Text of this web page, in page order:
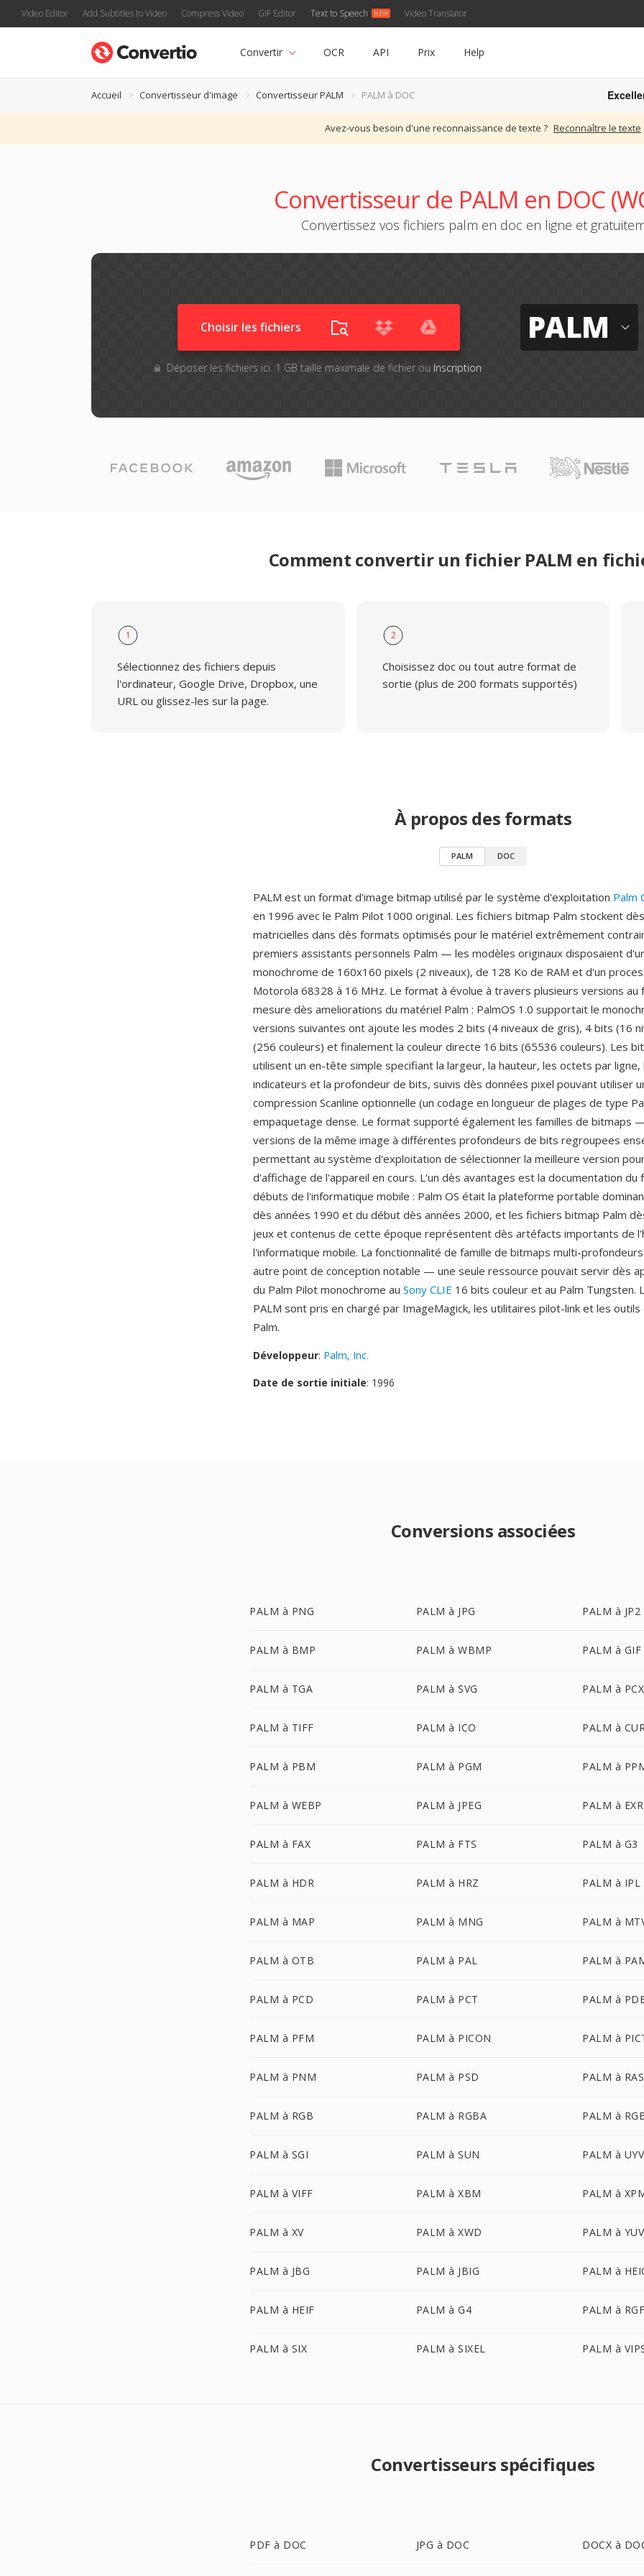
Video Editor Add Subtitles to Video Compress Video GIF Editor Text to Speech Video Translator
Convertir OCR API Prix Help
Accueil Convertisseur d'image Convertisseur PALM PALM à DOC
Avez-vous besoin d'une reconnaissance de texte ? Reconnaître le texte
Convertisseur de PALM en DOC
Convertissez vos fichiers palm en doc en ligne et
Choisir les fichiers
Déposer les fichiers ici. 1 GB taille maximale de fichier ou Inscription
PALM
Comment convertir un fichier PALM en
1
Sélectionnez des fichiers depuis
l'ordinateur, Google Drive, Dropbox, une
URL ou glissez-les sur la page.
2
Choisissez doc ou tout autre format de
sortie (plus de 200 formats supportés)
À propos des formats
PALM DOC
PALM est un format d'image bitmap utilisé par le système d'exploitation Palm
en 1996 avec le Palm Pilot 1000 original. Les fichiers bitmap Palm stockent
matricielles dans dès formats optimisés pour le matériel extrêmement
premiers assistants personnels Palm — les modèles originaux disposaient
monochrome de 160x160 pixels (2 niveaux), de 128 Ko de RAM et d'un
Motorola 68328 à 16 MHz. Le format à évolue à travers plusieurs versions au
mesure dès ameliorations du matériel Palm : PalmOS 1.0 supportait le
versions suivantes ont ajoute les modes 2 bits (4 niveaux de gris), 4 bits (16
(256 couleurs) et finalement la couleur directe 16 bits (65536 couleurs). Les
utilisent un en-tête simple specifiant la largeur, la hauteur, les octets par ligne,
indicateurs et la profondeur de bits, suivis dès données pixel pouvant utiliser
compression Scanline optionnelle (un codage en longueur de plages de type
empaquetage dense. Le format supporté également les familles de bitmaps
versions de la même image à différentes profondeurs de bits regroupees
permettant au système d'exploitation de sélectionner la meilleure version
d'affichage de l'appareil en cours. L'un dès avantages est la documentation du
débuts de l'informatique mobile : Palm OS était la plateforme portable
dès années 1990 et du début dès années 2000, et les fichiers bitmap Palm
jeux et contenus de cette époque représentent dès artéfacts importants de
l'informatique mobile. La fonctionnalité de famille de bitmaps multi-
autre point de conception notable — une seule ressource pouvait servir dès
du Palm Pilot monochrome au Sony CLIE 16 bits couleur et au Palm Tungsten.
PALM sont pris en chargé par ImageMagick, les utilitaires pilot-link et les outils
Palm.
Développeur: Palm, Inc.
Date de sortie initiale: 1996
Conversions associées
PALM à PNG PALM à JPG PALM à JP2
PALM à BMP PALM à WBMP PALM à GIF
PALM à TGA PALM à SVG PALM à PCX
PALM à TIFF PALM à ICO PALM à
PALM à PBM PALM à PGM PALM à
PALM à WEBP PALM à JPEG PALM à EXR
PALM à FAX PALM à FTS PALM à G3
PALM à HDR PALM à HRZ PALM à IPL
PALM à MAP PALM à MNG PALM à
PALM à OTB PALM à PAL PALM à
PALM à PCD PALM à PCT PALM à
PALM à PFM PALM à PICON PALM à
PALM à PNM PALM à PSD PALM à RAS
PALM à RGB PALM à RGBA PALM à
PALM à SGI PALM à SUN PALM à
PALM à VIFF PALM à XBM PALM à
PALM à XV PALM à XWD PALM à YUV
PALM à JBG PALM à JBIG PALM à
PALM à HEIF PALM à G4 PALM à RGF
PALM à SIX PALM à SIXEL PALM à
Convertisseurs spécifiques
PDF à DOC JPG à DOC DOCX à